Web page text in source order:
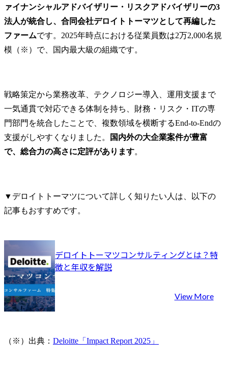
ァイナンシャルアドバイザリー・リスクアドバイザリーの3
法人が統合し、合同会社デロイトトーマツとして再編した
ファームです。2025年時点における従業員数は2万2,000名規
模（※）で、国内最大級の組織です。
戦略策定から業務改革、テクノロジー導入、運用支援まで
一気通貫で対応できる体制を持ち、財務・リスク・ITの専
門部門を統合したことで、複数領域を横断するEnd-to-Endの
支援がしやすくなりました。
国内外の大企業案件が豊富
で、総合力の高さに定評があります。
▼デロイトトーマツについて詳しく知りたい人は、以下の
記事もおすすめです。
デロイトトーマツコンサルティングとは？特
徴と年収を解説
View More
（※）出典： Deloitte「Impact Report 2025」